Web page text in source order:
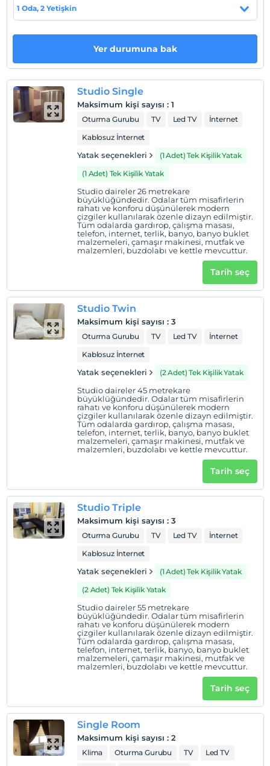
Nevşehir Havaalanı'na 106 km., Nevşehir 87 km., Kayseri
6 km. uzaklıktadır.
Haritada Göster
Otel koşulları
En erken saat 14:00 ve sonrası
En geç saat 12:00 ve öncesi
Evcil hayvan kabul edilmemektedir.
Sigara içilen alanlar var
2 yaşına kadar olan bebekler ücretsizdir.
Her bir oda için 6 yaşına kadar 1 çocuk ücretsizdir
1 Oda, 2 Yetişkin
Yer durumuna bak
Studio Single
Maksimum kişi sayısı : 1
Oturma Gurubu TV Led TV
İnternet
Kablosuz İnternet
Yatak seçenekleri
(1 Adet) Tek Kişilik Yatak
(1 Adet) Tek Kişilik Yatak
Studio daireler 26 metrekare
büyüklüğündedir. Odalar tüm misafirlerin
rahatı ve konforu düşünülerek modern
çizgiler kullanılarak özenle dizayn edilmiştir.
Tüm odalarda gardırop, çalışma masası,
telefon, internet, terlik, banyo, banyo buklet
malzemeleri, çamaşır makinesi, mutfak ve
malzemleri, buzdolabı ve kettle mevcuttur.
Tarih seç
Studio Twin
Maksimum kişi sayısı : 3
Oturma Gurubu TV Led TV
İnternet
Kablosuz İnternet
Yatak seçenekleri (2 Adet) Tek Kişilik Yatak
Studio daireler 45 metrekare
büyüklüğündedir. Odalar tüm misafirlerin
rahatı ve konforu düşünülerek modern
çizgiler kullanılarak özenle dizayn edilmiştir.
Tüm odalarda gardırop, çalışma masası,
telefon, internet, terlik, banyo, banyo buklet
malzemeleri, çamaşır makinesi, mutfak ve
malzemleri, buzdolabı ve kettle mevcuttur.
Tarih seç
Studio Triple
Maksimum kişi sayısı : 3
Oturma Gurubu TV Led TV
İnternet
Kablosuz İnternet
Yatak seçenekleri
(1 Adet) Tek Kişilik Yatak
(2 Adet) Tek Kişilik Yatak
Studio daireler 55 metrekare
büyüklüğündedir. Odalar tüm misafirlerin
rahatı ve konforu düşünülerek modern
çizgiler kullanılarak özenle dizayn edilmiştir.
Tüm odalarda gardırop, çalışma masası,
telefon, internet, terlik, banyo, banyo buklet
malzemeleri, çamaşır makinesi, mutfak ve
malzemleri, buzdolabı ve kettle mevcuttur.
Tarih seç
Single Room
Maksimum kişi sayısı : 2
Klima Oturma Gurubu TV Led TV